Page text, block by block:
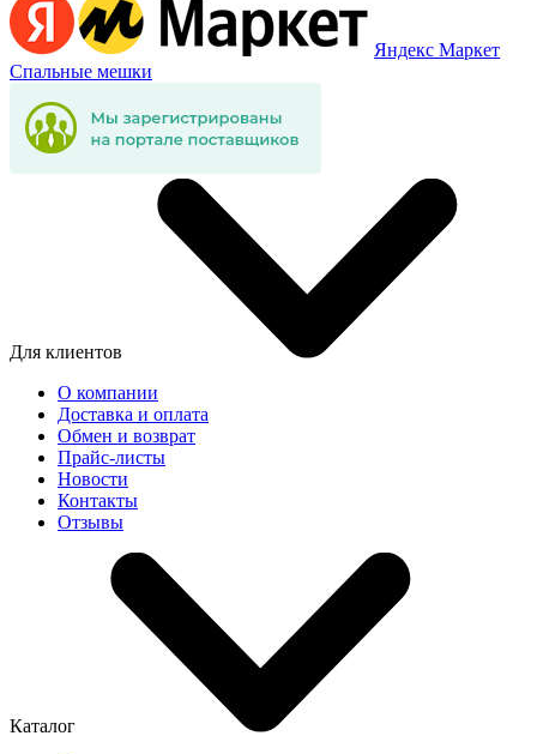
Яндекс Маркет
Спальные мешки
Для клиентов
О компании
Доставка и оплата
Обмен и возврат
Прайс-листы
Новости
Контакты
Отзывы
Каталог